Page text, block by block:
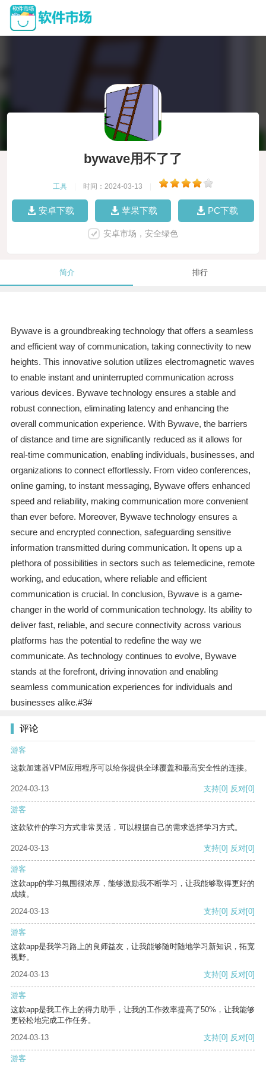
bywave用不了了
工具 时间：2024-03-13
安卓下载 苹果下载 PC下载
安卓市场，安全绿色
简介 排行
Bywave is a groundbreaking technology that offers a seamless
and efficient way of communication, taking connectivity to new
heights. This innovative solution utilizes electromagnetic waves
to enable instant and uninterrupted communication across
various devices. Bywave technology ensures a stable and
robust connection, eliminating latency and enhancing the
overall communication experience. With Bywave, the barriers
of distance and time are significantly reduced as it allows for
real-time communication, enabling individuals, businesses, and
organizations to connect effortlessly. From video conferences,
online gaming, to instant messaging, Bywave offers enhanced
speed and reliability, making communication more convenient
than ever before. Moreover, Bywave technology ensures a
secure and encrypted connection, safeguarding sensitive
information transmitted during communication. It opens up a
plethora of possibilities in sectors such as telemedicine, remote
working, and education, where reliable and efficient
communication is crucial. In conclusion, Bywave is a game-
changer in the world of communication technology. Its ability to
deliver fast, reliable, and secure connectivity across various
platforms has the potential to redefine the way we
communicate. As technology continues to evolve, Bywave
stands at the forefront, driving innovation and enabling
seamless communication experiences for individuals and
businesses alike.#3#
评论
游客
这款加速器VPM应用程序可以给你提供全球覆盖和最高安全性的连接。
2024-03-13 支持[0] 反对[0]
游客
这款软件的学习方式非常灵活，可以根据自己的需求选择学习方式。
2024-03-13 支持[0] 反对[0]
游客
这款app的学习氛围很浓厚，能够激励我不断学习，让我能够取得更好的
成绩。
2024-03-13
支持[0] 反对[0]
游客
这款app是我学习路上的良师益友，让我能够随时随地学习新知识，拓宽
视野。
2024-03-13
支持[0] 反对[0]
游客
这款app是我工作上的得力助手，让我的工作效率提高了50%，让我能够
更轻松地完成工作任务。
2024-03-13
支持[0] 反对[0]
游客